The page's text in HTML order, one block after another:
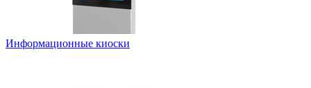
Информационные киоски